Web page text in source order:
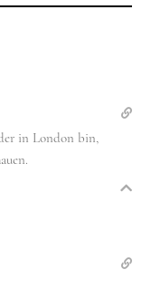
in London bin,